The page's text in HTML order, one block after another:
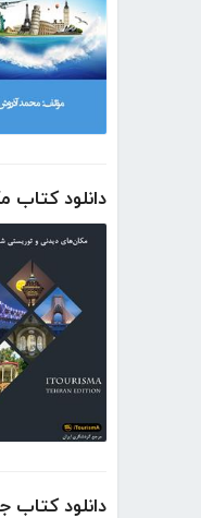
دانلود
دانلود